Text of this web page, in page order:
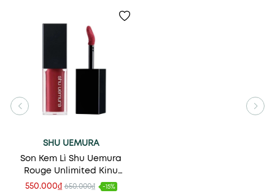
SHU UEMURA
Son Kem Lì Shu Uemura
Rouge Unlimited Kinu
Cream
550.000₫ 650.000₫ -15%